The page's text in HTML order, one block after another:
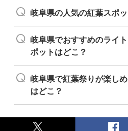
岐阜県の人気の紅葉スポ
岐阜県でおすすめのライ
ポットはどこ？
岐阜県で紅葉祭りが楽し
はどこ？